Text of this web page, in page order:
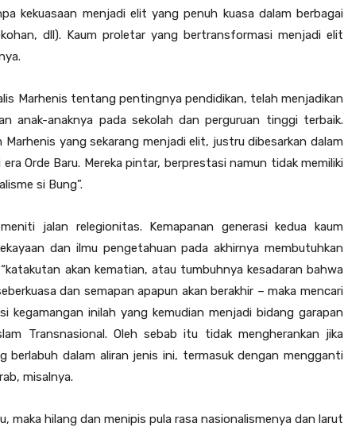
kekuasaan menjadi elit yang penuh kuasa dalam berbagai
dll). Kaum proletar yang bertransformasi menjadi elit
Marhenis tentang pentingnya pendidikan, telah menjadikan
anak-anaknya pada sekolah dan perguruan tinggi terbaik.
Marhenis yang sekarang menjadi elit, justru dibesarkan dalam
Orde Baru. Mereka pintar, berprestasi namun tidak memiliki
si Bung”.
jalan relegionitas. Kemapanan generasi kedua kaum
dan ilmu pengetahuan pada akhirnya membutuhkan
akan kematian, atau tumbuhnya kesadaran bahwa
dan semapan apapun akan berakhir – maka mencari
kegamangan inilah yang kemudian menjadi bidang garapan
Transnasional. Oleh sebab itu tidak mengherankan jika
berlabuh dalam aliran jenis ini, termasuk dengan mengganti
misalnya.
maka hilang dan menipis pula rasa nasionalismenya dan larut